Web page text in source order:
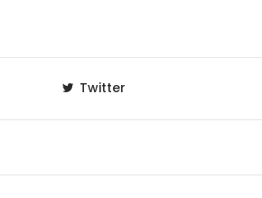
Twitter